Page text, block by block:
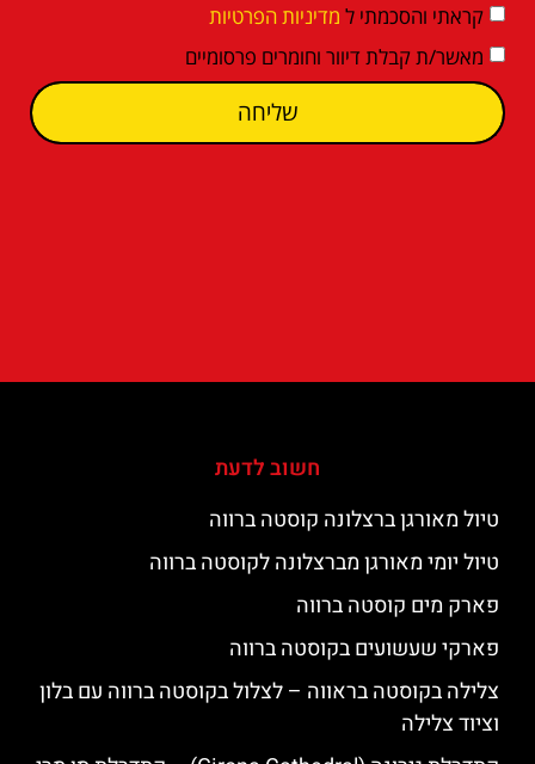
קראתי והסכמתי ל מדיניות הפרטיות
מאשר/ת קבלת דיוור וחומרים פרסומיים
שליחה
חשוב לדעת
טיול מאורגן ברצלונה קוסטה ברווה
טיול יומי מאורגן מברצלונה לקוסטה ברווה
פארק מים קוסטה ברווה
פארקי שעשועים בקוסטה ברווה
צלילה בקוסטה בראווה – לצלול בקוסטה ברווה עם בלון
וציוד צלילה